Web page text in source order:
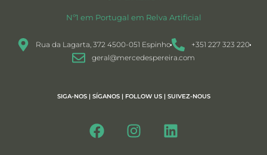
Nº1 em Portugal em Relva Artificial
Rua da Lagarta, 372 4500-051 Espinho
+351 227 323 220
geral@mercedespereira.com
SIGA-NOS | SÍGANOS | FOLLOW US | SUIVEZ-NOUS